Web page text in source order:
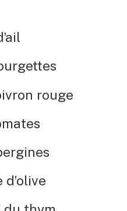
rouge
d’olive